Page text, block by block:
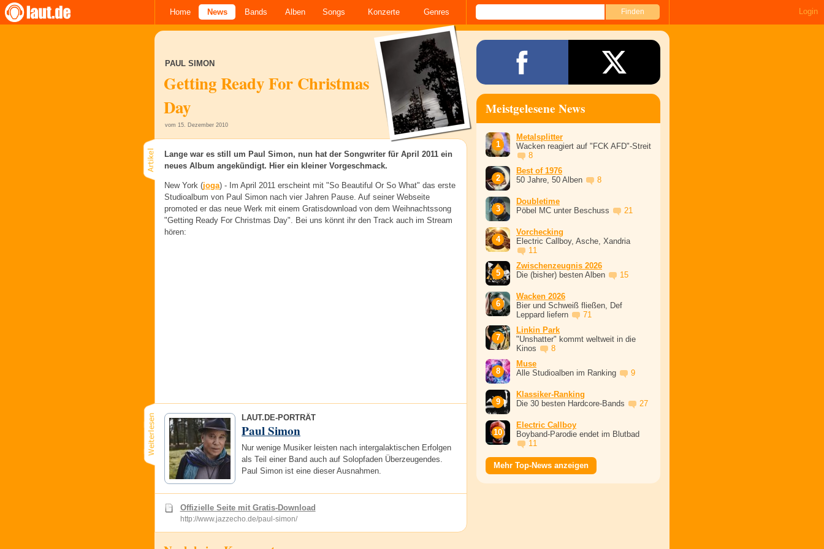
Home News Bands Alben Songs Konzerte Genres Login
PAUL SIMON
Getting Ready For Christmas
Day
vom 15. Dezember 2010
Lange war es still um Paul Simon, nun hat der Songwriter für April 2011 ein
neues Album angekündigt. Hier ein kleiner Vorgeschmack.
New York (joga) - Im April 2011 erscheint mit "So Beautiful Or So What" das erste
Studioalbum von Paul Simon nach vier Jahren Pause. Auf seiner Webseite
promoted er das neue Werk mit einem Gratisdownload von dem Weihnachtssong
"Getting Ready For Christmas Day". Bei uns könnt ihr den Track auch im Stream
hören:
LAUT.DE-PORTRÄT
Paul Simon
Nur wenige Musiker leisten nach intergalaktischen Erfolgen
als Teil einer Band auch auf Solopfaden Überzeugendes.
Paul Simon ist eine dieser Ausnahmen.
Offizielle Seite mit Gratis-Download
http://www.jazzecho.de/paul-simon/
Meistgelesene News
Metalsplitter
Wacken reagiert auf "FCK AFD"-Streit
8
Best of 1976
50 Jahre, 50 Alben
8
Doubletime
Pöbel MC unter Beschuss
21
Vorchecking
Electric Callboy, Asche, Xandria
11
Zwischenzeugnis 2026
Die (bisher) besten Alben
15
Wacken 2026
Bier und Schweiß fließen, Def
Leppard liefern
71
Linkin Park
"Unshatter" kommt weltweit in die
Kinos
8
Muse
Alle Studioalben im Ranking
9
Klassiker-Ranking
Die 30 besten Hardcore-Bands
27
Electric Callboy
Boyband-Parodie endet im Blutbad
11
Mehr Top-News anzeigen